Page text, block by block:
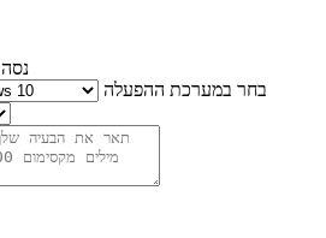
בחר במערכת ההפעלה